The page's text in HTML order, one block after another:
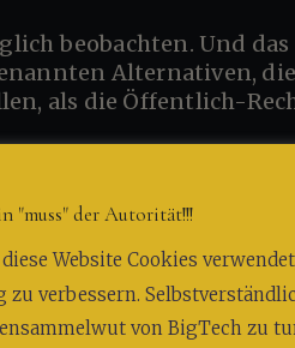
Alternativen,
als die Öffentlich-
besitzen
Überschriften
nicht mehr darüber
stattdessen
angeblich angehöre.
vermeintlichen
"muss" der Autorität!!!
Website Cookies
verbessern.
von BigTech zu